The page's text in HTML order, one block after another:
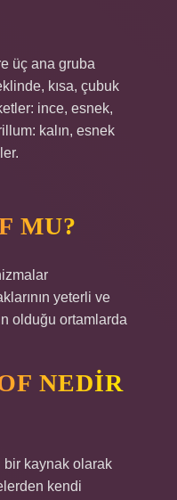
üç ana gruba
kısa, çubuk
ince, esnek,
kalın, esnek
MU?
yeterli ve
olduğu ortamlarda
NEDIR
bir kaynak olarak
kendi